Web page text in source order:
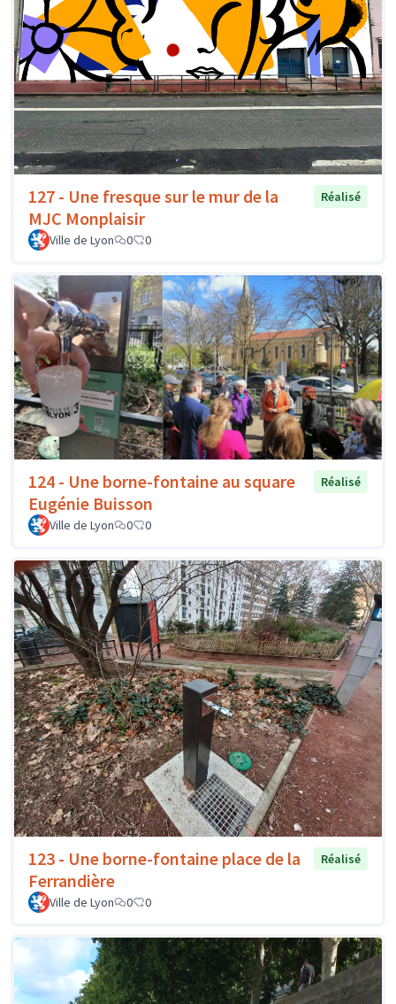
127 - Une fresque sur le mur de la
MJC Monplaisir
Réalisé
Ville de Lyon 0 0
124 - Une borne-fontaine au square
Eugénie Buisson
Réalisé
Ville de Lyon 0 0
123 - Une borne-fontaine place de la
Ferrandière
Réalisé
Ville de Lyon 0 0